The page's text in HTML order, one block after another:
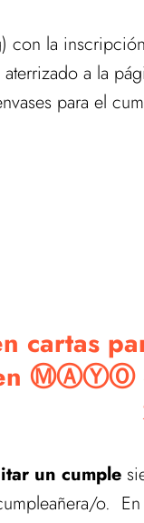
con la
aterrizado a la
para el
cartas
ⓂⒶⓎⓄ
un cumple
o.